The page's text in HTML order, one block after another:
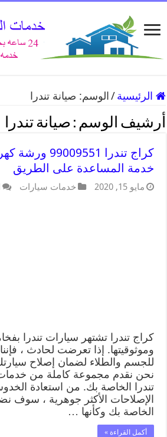
الرئيسية / الوسم: صيانة تندرا
أرشيف الوسم : صيانة تندرا
كراج تندرا
خدمة المساعدة على الطريق
مايو 15, 2020 خدمات سيارات
كراج تندرا تشتهر سيارات تندرا
وموثوقيتها. إذا تعرضت لحادث ،
للجسم والطلاء لضمان إصلاح
نحن نقدم مجموعة كاملة من
تندرا الخاصة بك. من استعادة
الإصلاحات الأكثر جوهرية ، سوف
الخاصة بك وكأنها …
أكمل القراءة »